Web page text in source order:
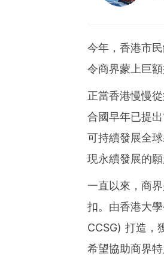
今年，香港市
令商界蒙上巨額
正當香港慢慢
合國早年已提
可持續發展全
現永續發展的願
一直以來，商
扣。由香港大
CCSG) 打造，
希望協助商界